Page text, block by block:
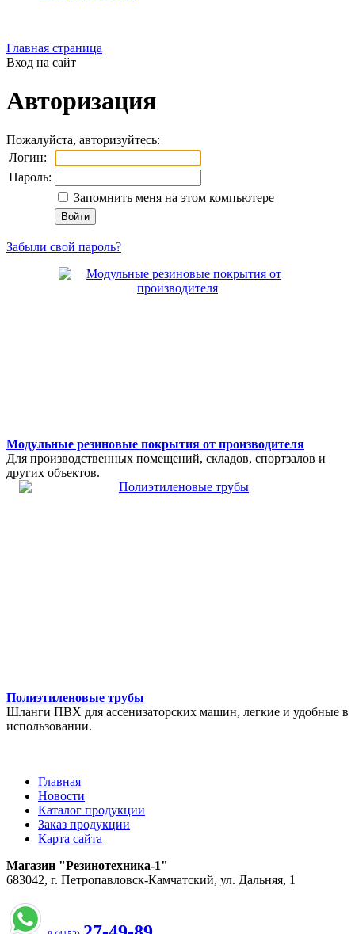
Главная страница
Вход на сайт
Авторизация
Пожалуйста, авторизуйтесь:
Логин:
Пароль:
Запомнить меня на этом компьютере
Забыли свой пароль?
Модульные резиновые покрытия от производителя
Для производственных помещений, складов, спортзалов и
других объектов.
Полиэтиленовые трубы
Шланги ПВХ для ассенизаторских машин, легкие и удобные в
использовании.
Главная
Новости
Каталог продукции
Заказ продукции
Карта сайта
Магазин "Резинотехника-1"
683042, г. Петропавловск-Камчатский, ул. Дальняя, 1